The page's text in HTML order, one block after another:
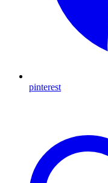
pinterest